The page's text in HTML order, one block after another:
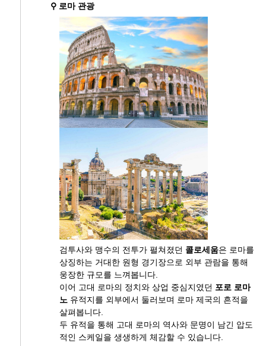
⚲ 로마 관광
검투사와 맹수의 전투가 펼쳐졌던 콜로세움은 로마를
상징하는 거대한 원형 경기장으로 외부 관람을 통해
웅장한 규모를 느껴봅니다.
이어 고대 로마의 정치와 상업 중심지였던 포로 로마
노 유적지를 외부에서 둘러보며 로마 제국의 흔적을
살펴봅니다.
두 유적을 통해 고대 로마의 역사와 문명이 남긴 압도
적인 스케일을 생생하게 체감할 수 있습니다.